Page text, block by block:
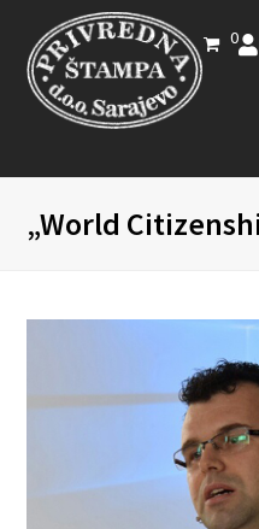
0
„World